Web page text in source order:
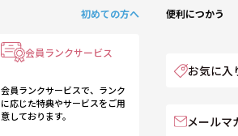
初めての方へ
会員ランクサービス
会員ランクサービスで、ランク
に応じた特典やサービスをご用
意しております。
便利につかう
お気に入
メールマ